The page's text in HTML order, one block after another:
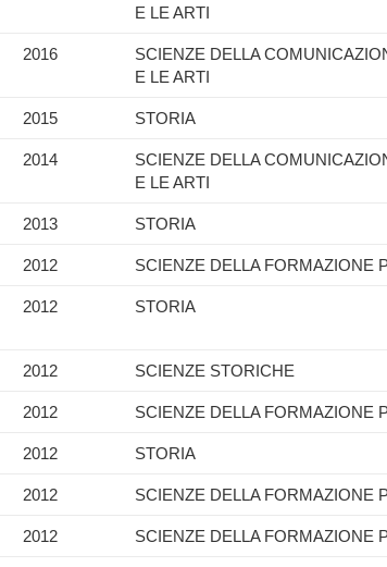
E LE ARTI
2016
SCIENZE DELLA
E LE ARTI
2015 STORIA
2014
SCIENZE DELLA
E LE ARTI
2013 STORIA
2012 SCIENZE DELLA FORMAZIONE
2012 STORIA
2012 SCIENZE STORICHE
2012 SCIENZE DELLA FORMAZIONE
2012 STORIA
2012 SCIENZE DELLA FORMAZIONE
2012 SCIENZE DELLA FORMAZIONE